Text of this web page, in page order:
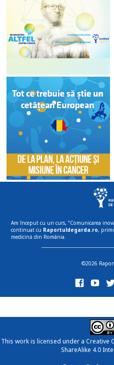
Am început cu un curs, “Comunicarea
continuat cu Raportuldegarda.ro,
medicină din România.
©2026
This work is licensed under a Creative
ShareAlike 4.0